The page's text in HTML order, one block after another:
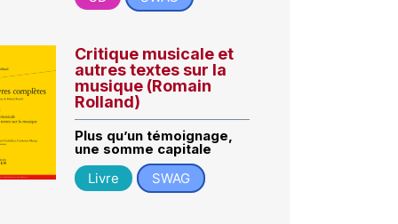
Critique musicale et
autres textes sur la
musique (Romain
Rolland)
Plus qu’un témoignage,
une somme capitale
Livre
SWAG